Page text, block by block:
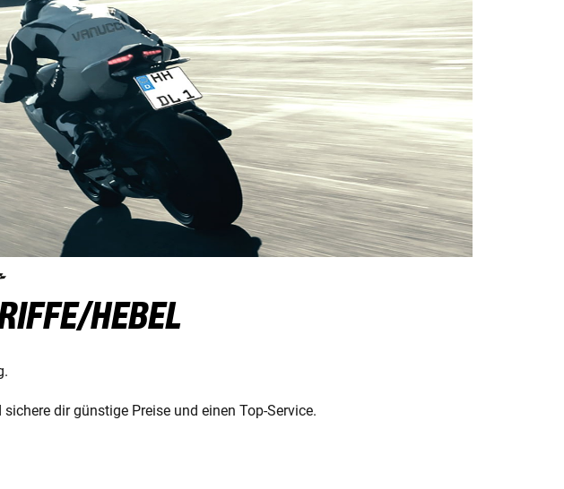
HEBEL
dir günstige Preise und einen Top-Service.